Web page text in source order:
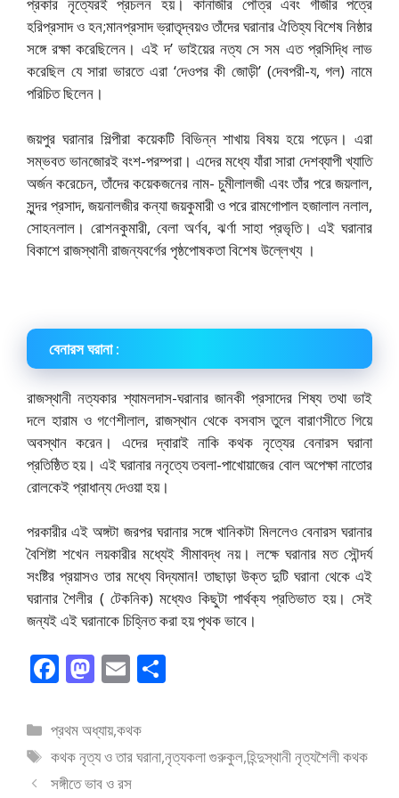
হরিপ্রসাদ ও হন;মানপ্রসাদ ভ্রাতৃদ্বয়ও তাঁদের ঘরানার ঐতিহ্য বিশেষ নিষ্ঠার
সঙ্গে রক্ষা করেছিলেন। এই দ’ ভাইয়ের নত্য সে সম এত প্রসিদ্ধি লাভ
করেছিল যে সারা ভারতে এরা ‘দেওপর কী জোড়ী’ (দেবপরী-য, গল) নামে
পরিচিত ছিলেন।
জয়পুর ঘরানার শিল্পীরা কয়েকটি বিভিন্ন শাখায় বিষয় হয়ে পড়েন। এরা
সম্ভবত ভানজোরই বংশ-পরম্পরা। এদের মধ্যে যাঁরা সারা দেশব্যাপী খ্যাতি
অর্জন করেচেন, তাঁদের কয়েকজনের নাম- চুমীলালজী এবং তাঁর পরে জয়লাল,
সুন্দর প্রসাদ, জয়নালজীর কন্যা জয়কুমারী ও পরে রামগোপাল হজালাল নলাল,
সোহনলাল। রোশনকুমারী, বেলা অর্ণব, ঝর্ণা সাহা প্রভৃতি। এই ঘরানার
বিকাশে রাজস্থানী রাজন্যবর্গের পৃষ্ঠপোষকতা বিশেষ উল্লেখ্য ।
বেনারস ঘরানা :
রাজস্থানী নত্যকার শ্যামলদাস-ঘরানার জানকী প্রসাদের শিষ্য তথা ভাই
দলে হারাম ও গণেশীলাল, রাজস্থান থেকে বসবাস তুলে বারাণসীতে গিয়ে
অবস্থান করেন। এদের দ্বারাই নাকি কথক নৃত্যের বেনারস ঘরানা
প্রতিষ্ঠিত হয়। এই ঘরানার ননৃত্যে তবলা-পাখোয়াজের বোল অপেক্ষা নাতোর
রোলকেই প্রাধান্য দেওয়া হয়।
পরকারীর এই অঙ্গটা জরপর ঘরানার সঙ্গে খানিকটা মিললেও বেনারস ঘরানার
বৈশিষ্টা শখেন লয়কারীর মধ্যেই সীমাবদ্ধ নয়। লক্ষে ঘরানার মত সৌন্দর্য
সংষ্টির প্রয়াসও তার মধ্যে বিদ্যমান! তাছাড়া উক্ত দুটি ঘরানা থেকে এই
ঘরানার শৈলীর ( টেকনিক) মধ্যেও কিছুটা পার্থক্য প্রতিভাত হয়। সেই
জন্যই এই ঘরানাকে চিহ্নিত করা হয় পৃথক ভাবে।
F
ac
e
b
o
M
as
to
d
o
E
m
ai
l e
বিভাগ
সমূহ
প্রথম অধ্যায়,কথক
ট্যাগ
সমূহ
কথক নৃত্য ও তার ঘরানা,নৃত্যকলা গুরুকুল,হিন্দুস্থানী নৃত্যশৈলী কথক
সঙ্গীতে ভাব ও রস